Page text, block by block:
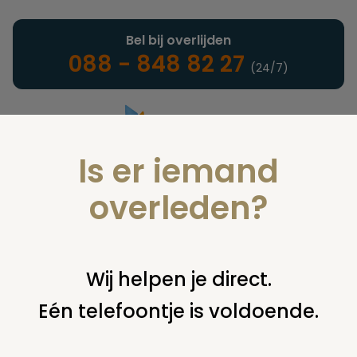
Landelijke uitvaartonderneming
Bel bij overlijden
088 - 848 82 27 (24/7)
U bent hier: home juridisch overige sectie kosten autopsie
Is er iemand
overleden?
Wij helpen je direct.
Eén telefoontje is voldoende.